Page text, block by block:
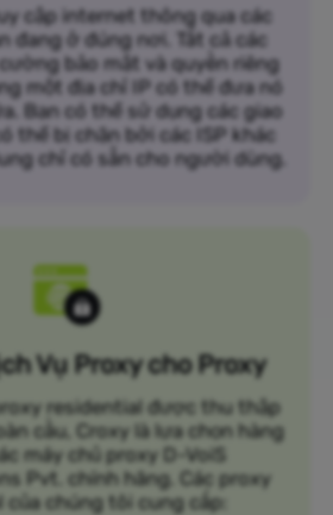
cập internet thông qua các
đang ở đúng nơi. Tất cả các
bảo mật và quyền riêng
một địa chỉ IP có thể đưa nó
Bạn có thể sử dụng các giao
thể bị chặn bởi các ISP khác
chỉ có sẵn cho người dùng.
Vụ Proxy cho Proxy
residential được thu thập
cầu, Croxy là lựa chọn hàng
máy chủ proxy D-VoiS
Pvt. chính hãng. Các proxy
của chúng tôi cung cấp: